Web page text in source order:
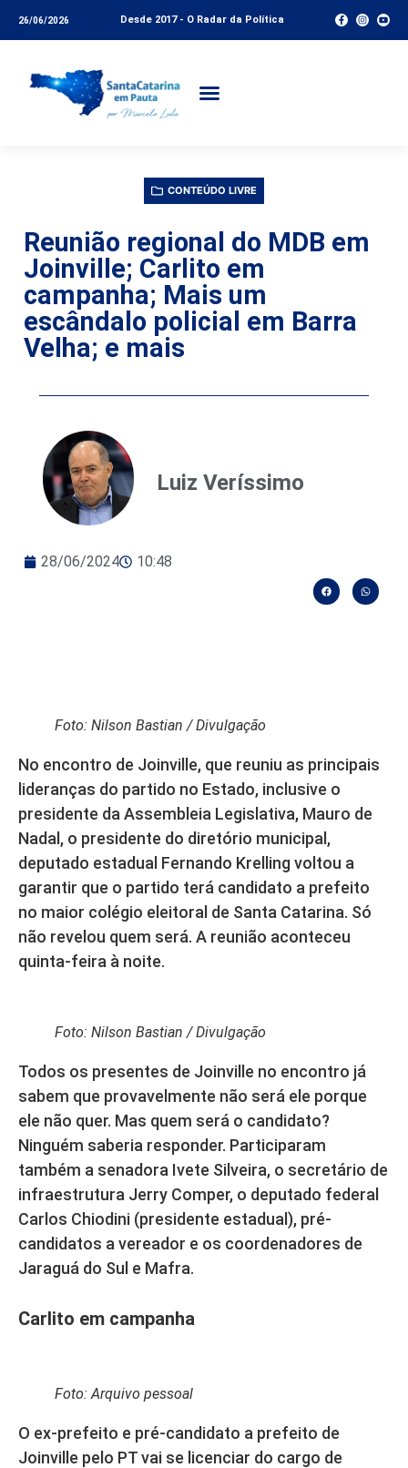
26/06/2026 Desde 2017 - O Radar da Política
CONTEÚDO LIVRE
Reunião regional do MDB em
Joinville; Carlito em
campanha; Mais um
escândalo policial em Barra
Velha; e mais
Luiz Veríssimo
28/06/2024 10:48
Foto: Nilson Bastian / Divulgação
No encontro de Joinville, que reuniu as principais
lideranças do partido no Estado, inclusive o
presidente da Assembleia Legislativa, Mauro de
Nadal, o presidente do diretório municipal,
deputado estadual Fernando Krelling voltou a
garantir que o partido terá candidato a prefeito
no maior colégio eleitoral de Santa Catarina. Só
não revelou quem será. A reunião aconteceu
quinta-feira à noite.
Foto: Nilson Bastian / Divulgação
Todos os presentes de Joinville no encontro já
sabem que provavelmente não será ele porque
ele não quer. Mas quem será o candidato?
Ninguém saberia responder. Participaram
também a senadora Ivete Silveira, o secretário de
infraestrutura Jerry Comper, o deputado federal
Carlos Chiodini (presidente estadual), pré-
candidatos a vereador e os coordenadores de
Jaraguá do Sul e Mafra.
Carlito em campanha
Foto: Arquivo pessoal
O ex-prefeito e pré-candidato a prefeito de
Joinville pelo PT vai se licenciar do cargo de